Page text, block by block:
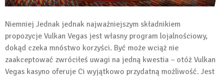
Niemniej Jednak jednak najważniejszym składnikiem
propozycje Vulkan Vegas jest własny program lojalnościowy,
dokąd czeka mnóstwo korzyści. Być może wciąż nie
zaakceptować zwróciłeś uwagi na jedną kwestia – otóż Vulkan
Vegas kasyno oferuje Ci wyjątkowo przydatną możliwość. Jest